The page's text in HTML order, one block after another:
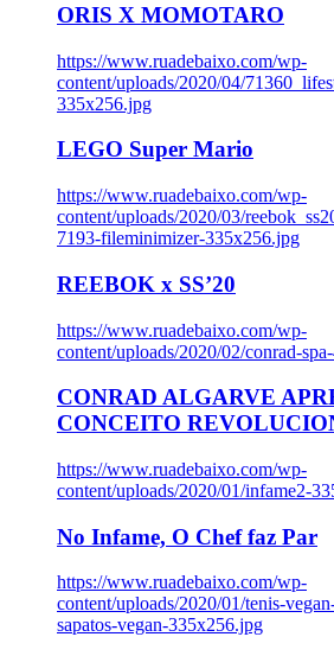
ORIS X MOMOTARO
https://www.ruadebaixo.com/wp-
content/uploads/2020/04/
335x256.jpg
LEGO Super Mario
https://www.ruadebaixo.com/wp-
content/uploads/2020/03/
7193-fileminimizer-335x256.jpg
REEBOK x SS’20
https://www.ruadebaixo.com/wp-
content/uploads/2020/02/conrad-
CONRAD ALGARVE
CONCEITO
https://www.ruadebaixo.com/wp-
content/uploads/2020/01/infame2-
No Infame, O Chef faz Par
https://www.ruadebaixo.com/wp-
content/uploads/2020/01/tenis-
sapatos-vegan-335x256.jpg